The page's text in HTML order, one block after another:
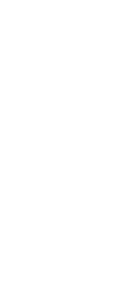
only for R&D
Exemption) and not for